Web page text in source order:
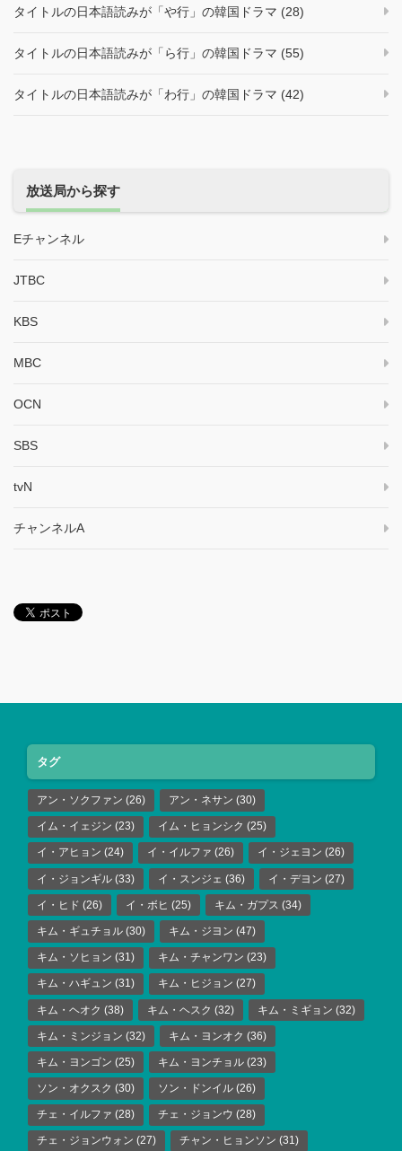
タイトルの日本語読みが「や行」の韓国ドラマ (28)
タイトルの日本語読みが「ら行」の韓国ドラマ (55)
タイトルの日本語読みが「わ行」の韓国ドラマ (42)
放送局から探す
Eチャンネル
JTBC
KBS
MBC
OCN
SBS
tvN
チャンネルA
タグ
アン・ソクファン (26) アン・ネサン (30)
イム・イェジン (23) イム・ヒョンシク (25)
イ・アヒョン (24) イ・イルファ (26) イ・ジェヨン (26)
イ・ジョンギル (33) イ・スンジェ (36) イ・デヨン (27)
イ・ヒド (26) イ・ボヒ (25) キム・ガプス (34)
キム・ギュチョル (30) キム・ジヨン (47)
キム・ソヒョン (31) キム・チャンワン (23)
キム・ハギュン (31) キム・ヒジョン (27)
キム・ヘオク (38) キム・ヘスク (32) キム・ミギョン (32)
キム・ミンジョン (32) キム・ヨンオク (36)
キム・ヨンゴン (25) キム・ヨンチョル (23)
ソン・オクスク (30) ソン・ドンイル (26)
チェ・イルファ (28) チェ・ジョンウ (28)
チェ・ジョンウォン (27) チャン・ヒョンソン (31)